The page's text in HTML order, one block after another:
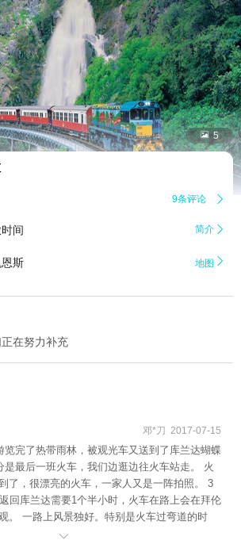
 5
9条评论 
间 简介 
斯 地图 
在努力补充
邓*刀 2017-07-15
览完了热带雨林，被观光车又送到了库兰达蝴蝶
是最后一班火车，我们边逛边往火车站走。 火
了，很漂亮的火车，一家人又是一阵拍照。 3
回库兰达需要1个半小时，火车在路上会在拜伦
。 一路上风景独好。特别是火车过弯道的时
个漂亮的弧形。
